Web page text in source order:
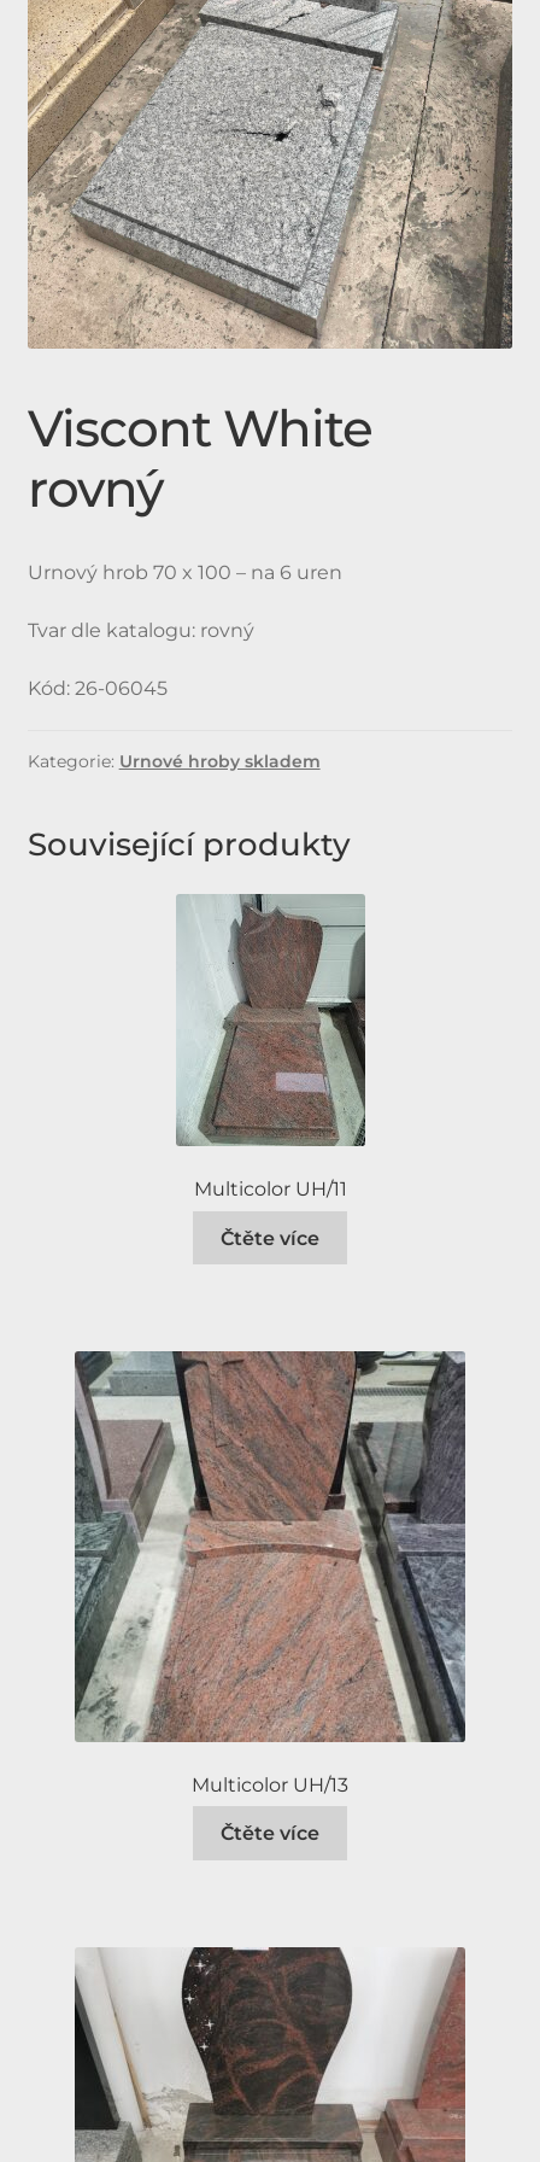
Doplňky
child
menu
Produkty
Urnové hroby skladem
Jednohroby, Dvojhroby
Viscont White
rovný
Urnový hrob 70 x 100 – na 6 uren
Tvar dle katalogu: rovný
Kód: 26-06045
Kategorie: Urnové hroby skladem
Související produkty
Multicolor UH/11
Čtěte více
Multicolor UH/13
Čtěte více